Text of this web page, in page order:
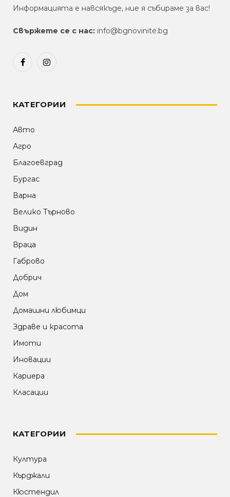
Информацията е навсякъде, ние я събираме за вас!
Свържете се с нас: info@bgnovinite.bg
FacebookInstagram
КАТЕГОРИИ
Авто
Агро
Благоевград
Бургас
Варна
Велико Търново
Видин
Враца
Габрово
Добрич
Дом
Домашни любимци
Здраве и красота
Имоти
Иновации
Кариера
Класации
КАТЕГОРИИ
Култура
Кърджали
Кюстендил